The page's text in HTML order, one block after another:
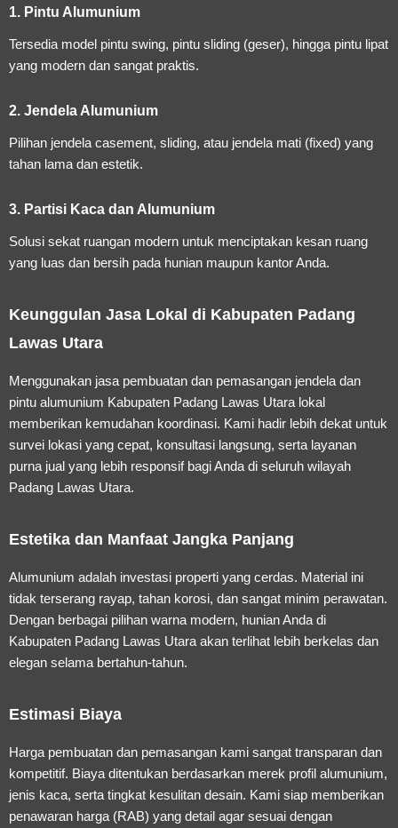
1. Pintu Alumunium
Tersedia model pintu swing, pintu sliding (geser), hingga pintu lipat
yang modern dan sangat praktis.
2. Jendela Alumunium
Pilihan jendela casement, sliding, atau jendela mati (fixed) yang
tahan lama dan estetik.
3. Partisi Kaca dan Alumunium
Solusi sekat ruangan modern untuk menciptakan kesan ruang
yang luas dan bersih pada hunian maupun kantor Anda.
Keunggulan Jasa Lokal di Kabupaten Padang
Lawas Utara
Menggunakan jasa pembuatan dan pemasangan jendela dan
pintu alumunium Kabupaten Padang Lawas Utara lokal
memberikan kemudahan koordinasi. Kami hadir lebih dekat untuk
survei lokasi yang cepat, konsultasi langsung, serta layanan
purna jual yang lebih responsif bagi Anda di seluruh wilayah
Padang Lawas Utara.
Estetika dan Manfaat Jangka Panjang
Alumunium adalah investasi properti yang cerdas. Material ini
tidak terserang rayap, tahan korosi, dan sangat minim perawatan.
Dengan berbagai pilihan warna modern, hunian Anda di
Kabupaten Padang Lawas Utara akan terlihat lebih berkelas dan
elegan selama bertahun-tahun.
Estimasi Biaya
Harga pembuatan dan pemasangan kami sangat transparan dan
kompetitif. Biaya ditentukan berdasarkan merek profil alumunium,
jenis kaca, serta tingkat kesulitan desain. Kami siap memberikan
penawaran harga (RAB) yang detail agar sesuai dengan